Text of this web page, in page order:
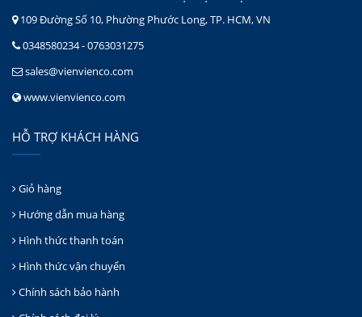
109 Đường Số 10, Phường Phước Long, TP. HCM, VN
0348580234 - 0763031275
sales@vienvienco.com
www.vienvienco.com
HỖ TRỢ KHÁCH HÀNG
Giỏ hàng
Hướng dẫn mua hàng
Hình thức thanh toán
Hình thức vận chuyển
Chính sách bảo hành